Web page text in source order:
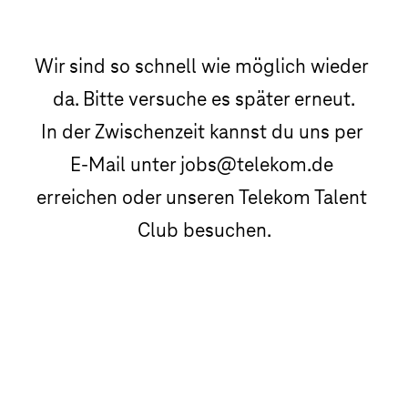
Wir sind so schnell wie möglich wieder
da. Bitte versuche es später erneut.
In der Zwischenzeit kannst du uns per
E-Mail unter jobs@telekom.de
erreichen oder unseren Telekom Talent
Club besuchen.